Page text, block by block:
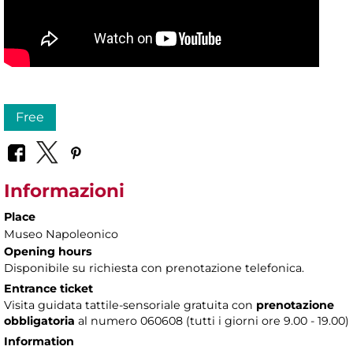
Free
Informazioni
Place
Museo Napoleonico
Opening hours
Disponibile su richiesta con prenotazione telefonica.
Entrance ticket
Visita guidata tattile-sensoriale gratuita con prenotazione
obbligatoria al numero 060608 (tutti i giorni ore 9.00 - 19.00)
Information